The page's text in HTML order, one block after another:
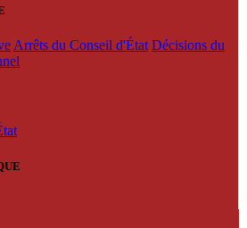
Arrêts du Conseil d'État Décisions du